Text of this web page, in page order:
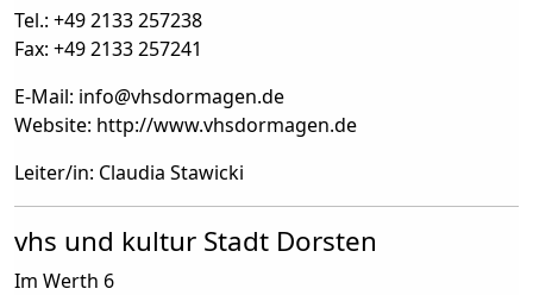
Tel.: +49 2133 257238
Fax: +49 2133 257241
E-Mail: info@vhsdormagen.de
Website: http://www.vhsdormagen.de
Leiter/in: Claudia Stawicki
vhs und kultur Stadt Dorsten
Im Werth 6